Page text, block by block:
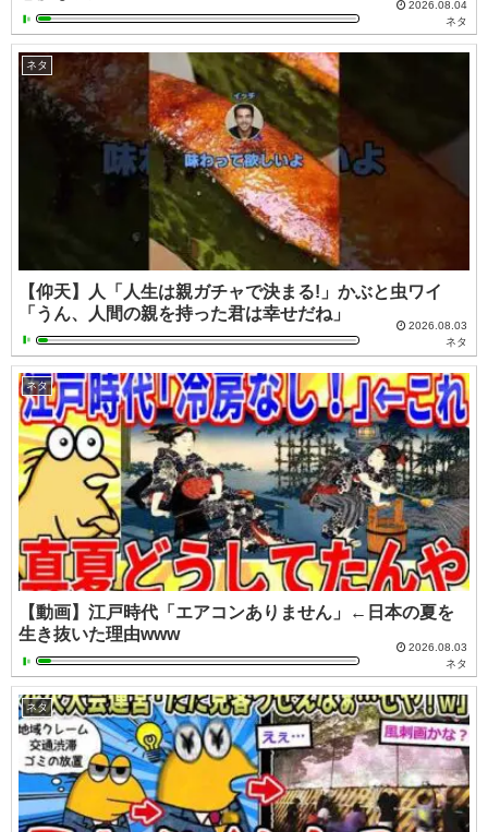
2026.08.04
ネタ
ネタ
【仰天】人「人生は親ガチャで決まる!」かぶと虫ワイ
「うん、人間の親を持った君は幸せだね」
2026.08.03
ネタ
ネタ
【動画】江戸時代「エアコンありません」←日本の夏を
生き抜いた理由www
2026.08.03
ネタ
ネタ